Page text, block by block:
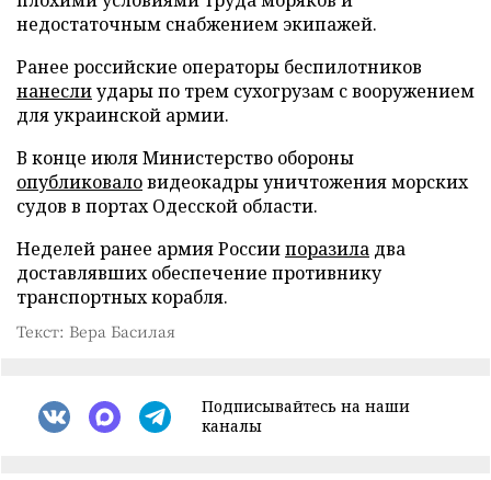
недостаточным снабжением экипажей.
Ранее российские операторы беспилотников
нанеслиудары по трем сухогрузам с вооружением
для украинской армии.
В конце июля Министерство обороны
опубликоваловидеокадры уничтожения морских
судов в портах Одесской области.
Неделей ранее армия Россиипоразила два
доставлявших обеспечение противнику
транспортных корабля.
Текст: Вера Басилая
Подписывайтесь на наши
каналы